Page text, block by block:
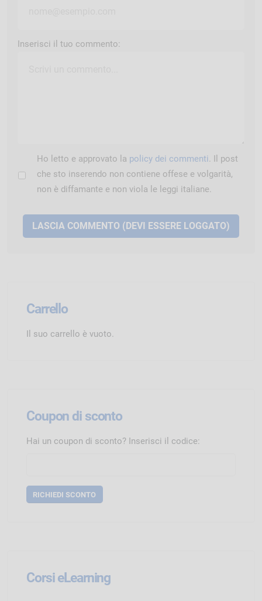
Inserisci il tuo commento:
Ho letto e approvato la policy dei commenti. Il post
che sto inserendo non contiene offese e volgarità,
non è diffamante e non viola le leggi italiane.
Carrello
Il suo carrello è vuoto.
Coupon di sconto
Hai un coupon di sconto? Inserisci il codice:
Corsi eLearning